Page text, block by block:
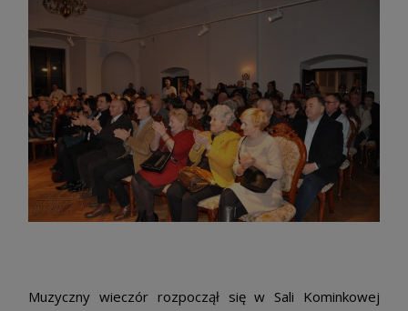
Muzyczny wieczór rozpoczął się w Sali Kominkowej